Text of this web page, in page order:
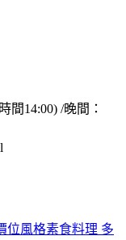
間14:00) /晚間：
位風格素食料理 多